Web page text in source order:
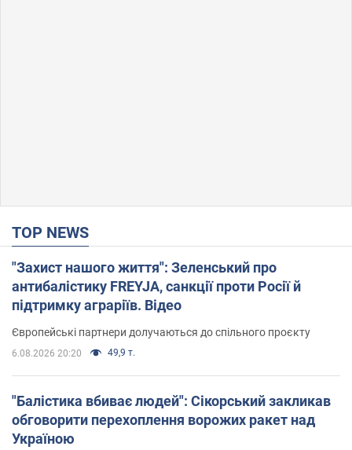
TOP NEWS
"Захист нашого життя": Зеленський про
антибалістику FREYJA, санкції проти Росії й
підтримку аграріїв. Відео
Європейські партнери долучаються до спільного проєкту
6.08.2026 20:20 49,9 т.
"Балістика вбиває людей": Сікорський закликав
обговорити перехоплення ворожих ракет над
Україною